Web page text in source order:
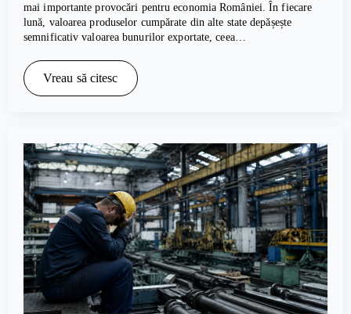
mai importante provocări pentru economia României. În fiecare
lună, valoarea produselor cumpărate din alte state depășește
semnificativ valoarea bunurilor exportate, ceea…
Vreau să citesc